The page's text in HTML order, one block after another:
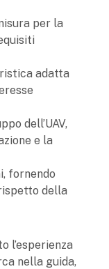
per la
adatta
dell’UAV,
e la
fornendo
della
l’esperienza
nella guida,